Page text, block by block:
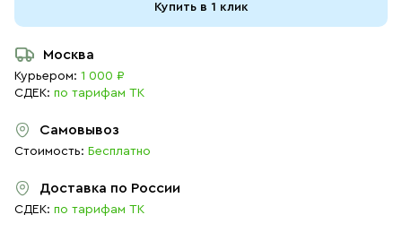
Купить в 1 клик
Москва
Курьером: 1 000 ₽
СДЕК: по тарифам ТК
Самовывоз
Стоимость: Бесплатно
Доставка по России
СДЕК: по тарифам ТК